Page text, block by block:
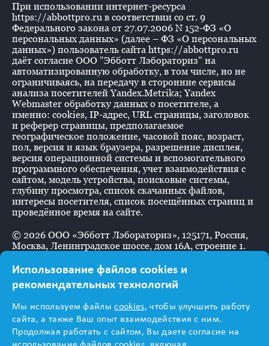
При использовании интернет-ресурса
https://abbottpro.ru в соответствии со ст. 9
Федерального закона от 27.07.2006 N 152-ФЗ «О
персональных данных» (далее – ФЗ «О персональных
данных») пользователь сайта https://abbottpro.ru
даёт согласие ООО "Эбботт Лэбораториз" на
автоматизированную обработку, в том числе, но не
ограничиваясь, на передачу в сторонние сервисы
анализа посетителей Yandex.Metrika; Yandex
Webmaster обработку данных о посетителе, а
именно: cookies, IP-адрес, URL страницы, заголовок
и реферер страницы, предполагаемое
географическое положение, часовой пояс, возраст,
пол, версия и язык браузера, разрешение дисплея,
версия операционной системы и вспомогательного
программного обеспечения, учет взаимодействия с
сайтом, модель устройства, поисковые системы,
глубину просмотра, список скачанных файлов,
интересы посетителя, список посещённых страниц и
проведённое время на сайте.
© 2026 ООО «Эбботт Лэбораториз», 125171, Россия,
Москва, Ленинградское шоссе, дом 16А, строение 1.
Информация
предназначена для
Использование файлов cookies и
рекомендательных технологий
Мы используем файлыcookies, чтобы улучшить работу
сайта, а также Ваш опыт взаимодействия с ним.
Продолжая работать с сайтом, Вы даете согласие на